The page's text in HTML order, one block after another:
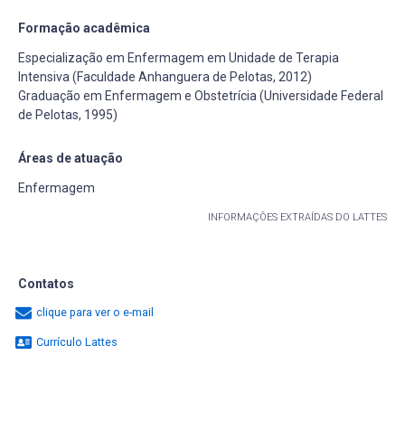
Formação acadêmica
Especialização em Enfermagem em Unidade de Terapia
Intensiva (Faculdade Anhanguera de Pelotas, 2012)
Graduação em Enfermagem e Obstetrícia (Universidade Federal
de Pelotas, 1995)
Áreas de atuação
Enfermagem
INFORMAÇÕES EXTRAÍDAS DO LATTES
Contatos
clique para ver o e-mail
Currículo Lattes